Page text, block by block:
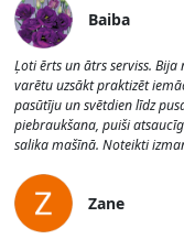
Baiba
Ļoti ērts un ātrs serviss.
varētu uzsākt praktizēt
pasūtīju un svētdien līdz
piebraukšana, puiši
salika mašīnā. Noteikti
Zane